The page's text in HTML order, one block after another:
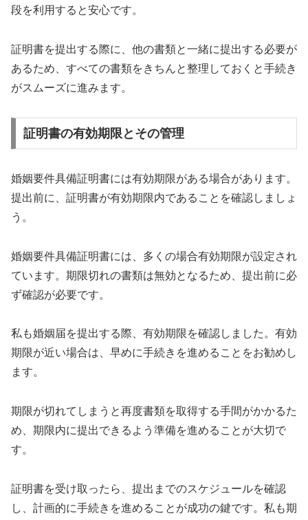
段を利用すると安心です。
証明書を提出する際に、他の書類と一緒に提出する必要が
あるため、すべての書類をきちんと整理しておくと手続き
がスムーズに進みます。
証明書の有効期限とその管理
婚姻要件具備証明書には有効期限がある場合があります。
提出前に、証明書が有効期限内であることを確認しましょ
う。
婚姻要件具備証明書には、多くの場合有効期限が設定され
ています。期限切れの書類は無効となるため、提出前に必
ず確認が必要です。
私も婚姻届を提出する際、有効期限を確認しました。有効
期限が近い場合は、早めに手続きを進めることをお勧めし
ます。
期限が切れてしまうと再度書類を取得する手間がかかるた
め、期限内に提出できるよう準備を進めることが大切で
す。
証明書を受け取ったら、提出までのスケジュールを確認
し、計画的に手続きを進めることが成功の鍵です。私も期